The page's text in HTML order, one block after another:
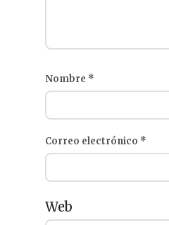
Nombre *
Correo electrónico *
Web